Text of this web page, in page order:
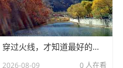
穿过火线，才知道最好的队友不是枪法最准的-cf哪个队友最好
2026-08-09 0 人在看